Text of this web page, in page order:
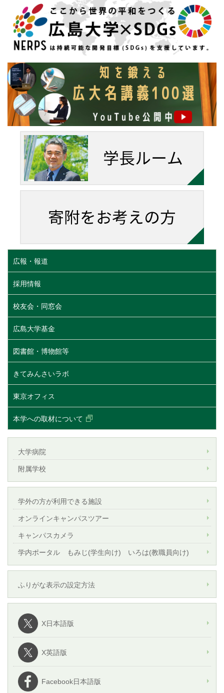
広報・報道
採用情報
校友会・同窓会
広島大学基金
図書館・博物館等
きてみんさいラボ
東京オフィス
本学への取材について
大学病院
附属学校
学外の方が利用できる施設
オンラインキャンパスツアー
キャンパスカメラ
学内ポータル もみじ(学生向け) いろは(教職員向け)
ふりがな表示の設定方法
X日本語版
X英語版
Facebook日本語版